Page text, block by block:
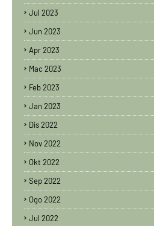
Jul 2023
Jun 2023
Apr 2023
Mac 2023
Feb 2023
Jan 2023
Dis 2022
Nov 2022
Okt 2022
Sep 2022
Ogo 2022
Jul 2022